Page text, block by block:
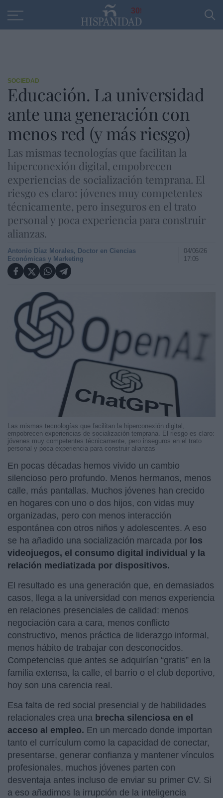
30
SOCIEDAD
Educación. La universidad
ante una generación con
menos red (y más riesgo)
Las mismas tecnologías que facilitan la
hiperconexión digital, empobrecen
experiencias de socialización temprana. El
riesgo es claro: jóvenes muy competentes
técnicamente, pero inseguros en el trato
personal y poca experiencia para construir
alianzas.
Antonio Díaz Morales, Doctor en Ciencias
Económicas y Marketing
04/06/26
17:05
Las mismas tecnologías que facilitan la hiperconexión digital,
empobrecen experiencias de socialización temprana. El riesgo es claro:
jóvenes muy competentes técnicamente, pero inseguros en el trato
personal y poca experiencia para construir alianzas
En pocas décadas hemos vivido un cambio
silencioso pero profundo. Menos hermanos, menos
calle, más pantallas. Muchos jóvenes han crecido
en hogares con uno o dos hijos, con vidas muy
organizadas, pero con menos interacción
espontánea con otros niños y adolescentes. A eso
se ha añadido una socialización marcada por los
videojuegos, el consumo digital individual y la
relación mediatizada por dispositivos.
El resultado es una generación que, en demasiados
casos, llega a la universidad con menos experiencia
en relaciones presenciales de calidad: menos
negociación cara a cara, menos conflicto
constructivo, menos práctica de liderazgo informal,
menos hábito de trabajar con desconocidos.
Competencias que antes se adquirían “gratis” en la
familia extensa, la calle, el barrio o el club deportivo,
hoy son una carencia real.
Esa falta de red social presencial y de habilidades
relacionales crea una brecha silenciosa en el
acceso al empleo. En un mercado donde importan
tanto el currículum como la capacidad de conectar,
presentarse, generar confianza y mantener vínculos
profesionales, muchos jóvenes parten con
desventaja antes incluso de enviar su primer CV. Si
a eso añadimos la irrupción de la inteligencia